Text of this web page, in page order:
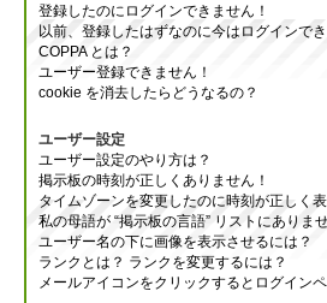
登録したのにログインできません！
以前、登録したはずなのに今はログインでき
COPPA とは？
ユーザー登録できません！
cookie を消去したらどうなるの？
ユーザー設定
ユーザー設定のやり方は？
掲示板の時刻が正しくありません！
タイムゾーンを変更したのに時刻が正しく
私の母語が “掲示板の言語” リストにありま
ユーザー名の下に画像を表示させるには？
ランクとは？ ランクを変更するには？
メールアイコンをクリックするとログイン